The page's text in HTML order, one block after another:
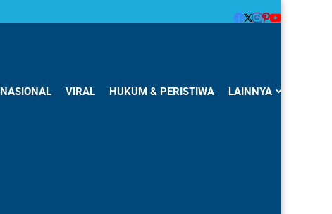
NASIONAL VIRAL HUKUM & PERISTIWA LAINNYA